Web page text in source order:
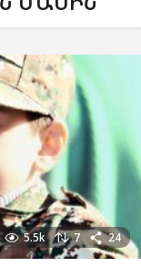
5.5k 7 24